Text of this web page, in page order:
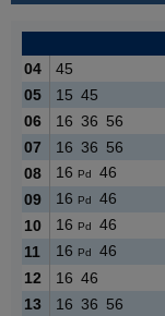
04
45
05
15 45
06
16 36 56
07
16 36 56
08
16 Pd
46
09
16 Pd
46
10
16 Pd
46
11
16 Pd
46
12
16 46
13
16 36 56